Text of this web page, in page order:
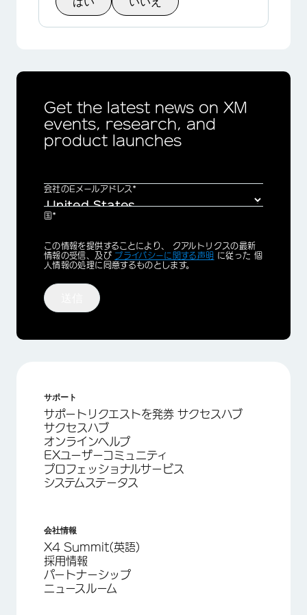
Get the latest news on XM
events, research, and
product launches
会社のEメールアドレス*
国*
Privacy
Optin
この情報を提供することにより、 クアルトリクスの最新
情報の受信、及び プライバシーに関する声明 に従った 個
人情報の処理に同意するものとします。
サポート
サポートリクエストを発券 サクセスハブ
サクセスハブ
オンラインヘルプ
EXユーザーコミュニティ
プロフェッショナルサービス
システムステータス
会社情報
X4 Summit(英語)
採用情報
パートナーシップ
ニュースルーム